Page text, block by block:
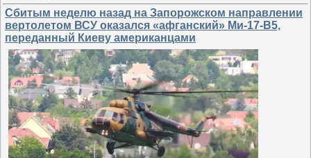
Сбитым неделю назад на Запорожском направлении
вертолетом ВСУ оказался «афганский» Ми-17-В5,
переданный Киеву американцами